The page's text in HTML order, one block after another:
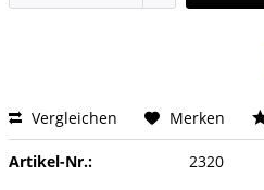
Vergleichen Merken
Artikel-Nr.: 2320